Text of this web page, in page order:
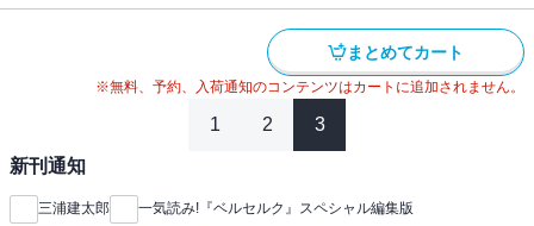
まとめてカート
※無料、予約、入荷通知のコンテンツはカートに追加されません。
1 2 3
新刊通知
三浦建太郎 一気読み!『ベルセルク』スペシャル編集版